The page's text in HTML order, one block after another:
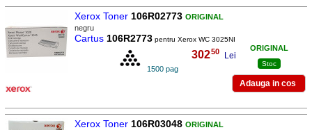
Xerox Toner 106R02773 ORIGINAL
negru
Cartus 106R2773 pentru Xerox WC 3025NI
1500 pag
ORIGINAL
Stoc
30250 Lei
Xerox Toner 106R03048 ORIGINAL